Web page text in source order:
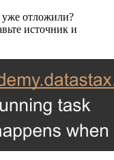
отложили?
источник и